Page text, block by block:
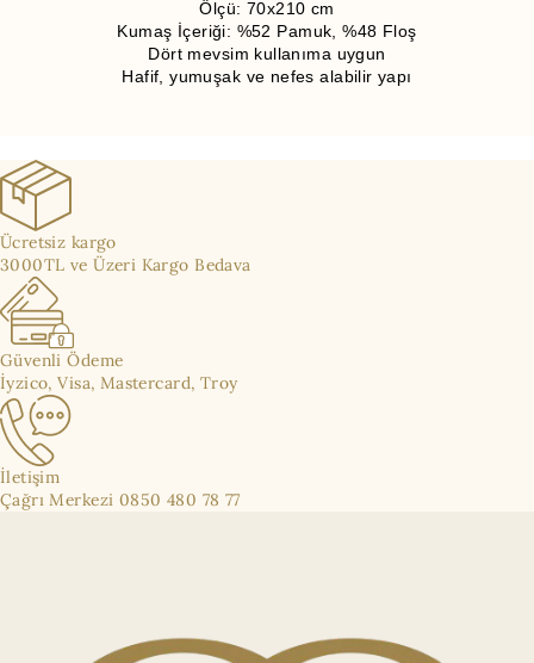
Ölçü: 70x210 cm
Kumaş İçeriği: %52 Pamuk, %48 Floş
Dört mevsim kullanıma uygun
Hafif, yumuşak ve nefes alabilir yapı
Ücretsiz kargo
3000TL ve Üzeri Kargo Bedava
Güvenli Ödeme
İyzico, Visa, Mastercard, Troy
İletişim
Çağrı Merkezi 0850 480 78 77